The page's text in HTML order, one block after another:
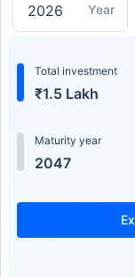
Year
Total investment
₹1.5 Lakh
Maturity year
2047